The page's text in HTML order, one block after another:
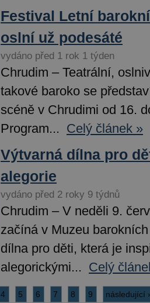
Festival Letní
oslní už podesáté
vydáno před 1 rok 1 týden
Chrudim – Teatrální,
takové baroko se
scéně v Chrudimi od 16.
Program... Celý článek »
Výtvarná dílna pro
alegorie
vydáno před 2 roky 9 týdnů
Chrudim – V neděli 9.
začíná v Muzeu
dílna pro děti, která je
alegorickými... Celý
4 5 6 7 8 9 následující